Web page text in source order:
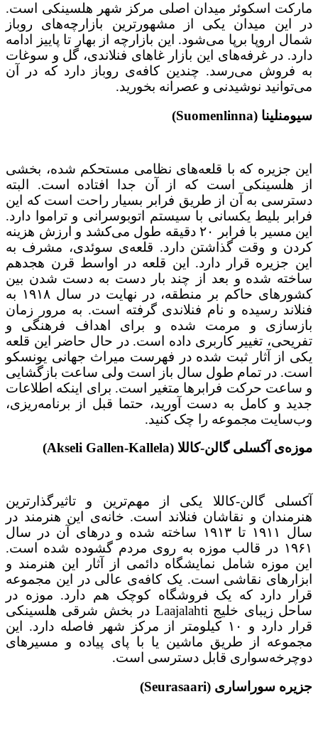
مارکت اسکوئر میدان اصلی مرکز شهر هلسینکی است.
در این میدان یکی از مشهورترین بازارچه‌های روباز
شمال اروپا برپا می‌شود. این بازارچه از بهار تا پاییز ادامه
دارد. در غرفه‌های این بازار غاهای فنلاندی، گل و سوغات
به فروش می‌رسد. چندین کافه‌‌ی روباز دارد که در آن
می‌توانید نوشیدنی و عصرانه بخورید.
سیومنلینا (Suomenlinna)
این جزیره‌ که با قلعه‌های نظامی مستحکم شده، بخشی
از هلسینکی است که از آن جدا افتاده است. البته
دسترسی به آن از طریق فرابر بسیار راحت است که این
فرابر بلیط یکسانی با سیستم اتوبوسرانی و تراموا دارد.
این مسیر با فرابر ۲۰ دقیقه طول می‌کشد و ارزش هزینه
کردن و وقت گذاشتن دارد. قلعه‌ی سوئدی، مشرف به
این جزیره قرار دارد. این قلعه در اواسط قرن هجدهم
ساخته شده و بعد از چند بار دست به دست شدن بین
کشورهای حاکم بر منطقه، در نهایت در سال ۱۹۱۸ به
فنلاند رسیده و نام فنلاندی گرفته است. به مرور زمان
بازسازی و مرمت شده و برای اهداف فرهنگی و
تفریحی، تغییر کاربری داده است. در حال حاضر این قلعه
یکی از آثار ثبت شده در فهرست میراث جهانی یونسکو
است. در تمام طول سال باز است ولی ساعت بازگشایی
و ساعت حرکت فرابرها متغیر است. برای اینکه اطلاعات
جدید و کامل به دست آورید، حتما قبل از برنامه‌ریزی،
وب‌سایت مجموعه را چک کنید.
موزه‌ی آکسلی گالن-کاللا (Akseli Gallen-Kallela)
آکسلی گالن-کاللا یکی از مهم‌ترین و تاثیرگذارترین
هنرمندان و نقاشان فنلاند است. خانه‌ی این هنرمند در
سال ۱۹۱۱ تا ۱۹۱۳ ساخته شده و درهای آن در سال
۱۹۶۱ در قالب موزه به روی مردم گشوده شده است.
این موزه شامل نمایشگاه دائمی از آثار این هنرمند و
ابزارهای نقاشی است. یک کافه‌ی عالی در این مجموعه
قرار دارد که یک فروشگاه کوچک هم دارد. موزه در
ساحل زیبای خلیج Laajalahti در بخش شرقی هلسینکی
قرار دارد و ۱۰ کیلومتر از مرکز شهر فاصله دارد. این
مجموعه از طریق ماشین یا با پای پیاده و مسیرهای
دوچرخه‌سواری قابل دسترسی است.
جزیره سوراساری (Seurasaari)